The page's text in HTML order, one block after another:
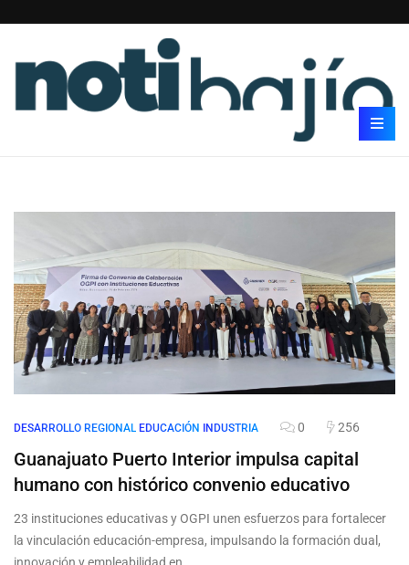
DESARROLLO REGIONAL EDUCACIÓN INDUSTRIA 0 256
Guanajuato Puerto Interior impulsa capital
humano con histórico convenio educativo
23 instituciones educativas y OGPI unen esfuerzos para fortalecer
la vinculación educación-empresa, impulsando la formación dual,